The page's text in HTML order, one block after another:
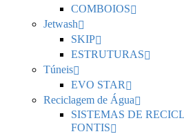
COMBOIOS
Jetwash
SKIP
ESTRUTURAS
Túneis
EVO STAR
Reciclagem de Água
SISTEMAS DE
FONTIS